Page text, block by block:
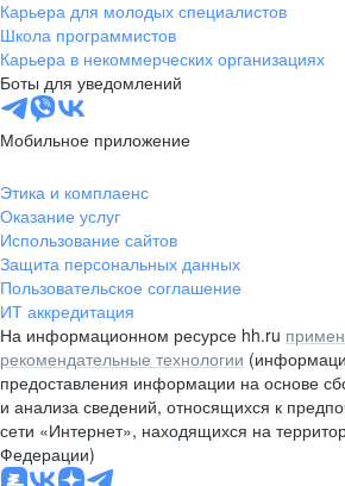
Карьера для молодых специалистов
Школа программистов
Карьера в некоммерческих организациях
Боты для уведомлений
Мобильное приложение
Этика и комплаенс
Оказание услуг
Использование сайтов
Защита персональных данных
Пользовательское соглашение
ИТ аккредитация
На информационном ресурсе hh.ru
рекомендательные технологии
предоставления информации на основе
и анализа сведений, относящихся к
сети «Интернет», находящихся на
Федерации)